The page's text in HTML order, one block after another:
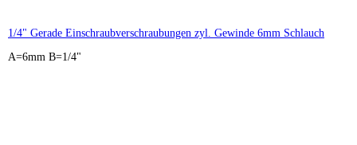
1/4" Gerade Einschraubverschraubungen zyl. Gewinde 6mm Schlauch
A=6mm B=1/4"